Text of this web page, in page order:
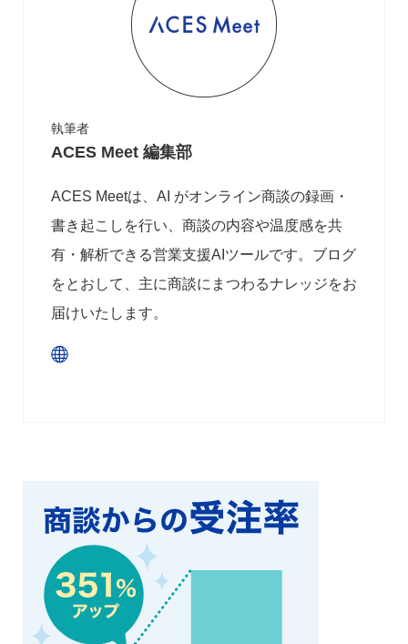
執筆者
ACES Meet 編集部
ACES Meetは、AI がオンライン商談の録画・
書き起こしを行い、商談の内容や温度感を共
有・解析できる営業支援AIツールです。ブログ
をとおして、主に商談にまつわるナレッジをお
届けいたします。